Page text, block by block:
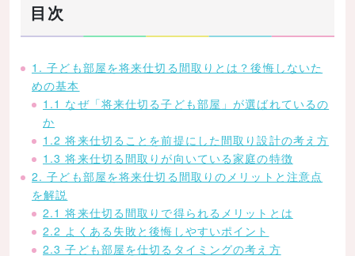
目次
1. 子ども部屋を将来仕切る間取りとは？後悔しないた
めの基本
1.1 なぜ「将来仕切る子ども部屋」が選ばれているの
か
1.2 将来仕切ることを前提にした間取り設計の考え方
1.3 将来仕切る間取りが向いている家庭の特徴
2. 子ども部屋を将来仕切る間取りのメリットと注意点
を解説
2.1 将来仕切る間取りで得られるメリットとは
2.2 よくある失敗と後悔しやすいポイント
2.3 子ども部屋を仕切るタイミングの考え方